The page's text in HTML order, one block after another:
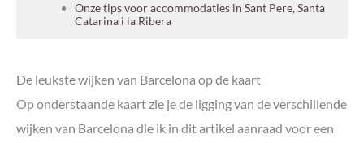
Onze tips voor accommodaties in Sant Pere, Santa
Catarina i la Ribera
Onze tips voor accommodaties in Barri Gòtic
El Raval: voordelige wijk vlakbij het historisch centrum
Hoogtepunten van El Raval
De leukste wijken van Barcelona op de kaart
Op onderstaande kaart zie je de ligging van de verschillende
wijken van Barcelona die ik in dit artikel aanraad voor een